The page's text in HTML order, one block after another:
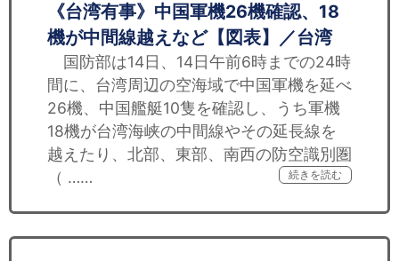
《台湾有事》中国軍機26機確認、18
機が中間線越えなど【図表】／台湾
国防部は14日、14日午前6時までの24時
間に、台湾周辺の空海域で中国軍機を延べ
26機、中国艦艇10隻を確認し、うち軍機
18機が台湾海峡の中間線やその延長線を
越えたり、北部、東部、南西の防空識別圏
（ ……
続きを読む